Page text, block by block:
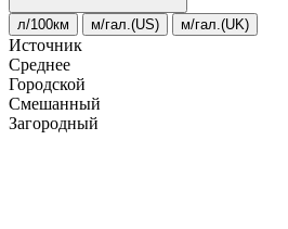
л/100км м/гал.(US) м/гал.(UK)
Источник
Среднее
Городской
Смешанный
Загородный